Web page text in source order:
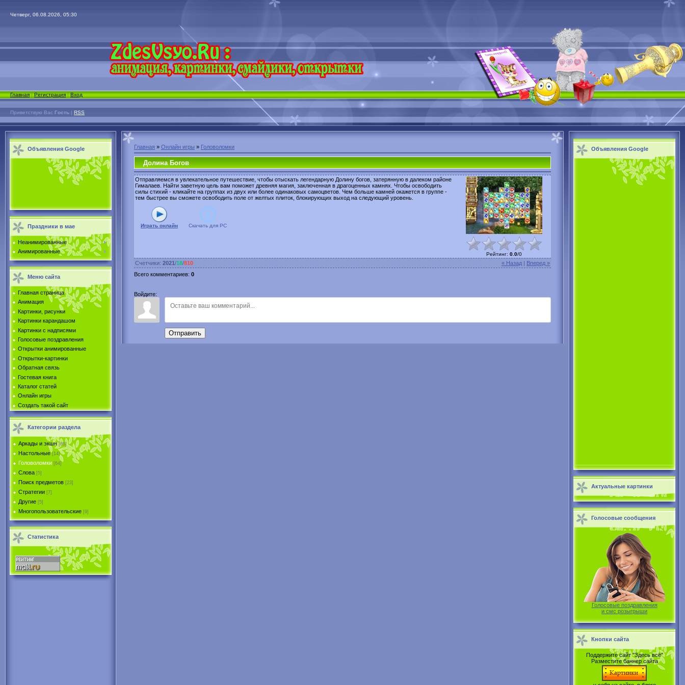
Четверг, 06.08.2026, 05:30
Главная|Регистрация|Вход
Приветствую Вас Гость | RSS
Объявления Google
Праздники в мае
Неанимированные
Анимированные
Меню сайта
Главная страница
Анимация
Картинки, рисунки
Картинки карандашом
Картинки с надписями
Голосовые поздравления
Открытки анимированные
Открытки-картинки
Обратная связь
Гостевая книга
Каталог статей
Онлайн игры
Создать такой сайт
Категории раздела
Аркады и экшн [86]
Настольные [14]
Головоломки [64]
Слова [5]
Поиск предметов [23]
Стратегии [7]
Другие [5]
Многопользовательские [9]
Статистика
Главная » Онлайн игры » Головоломки
Долина Богов
Отправляемся в увлекательное путешествие, чтобы отыскать легендарную Долину богов, затерянную в далеком районе
Гималаев. Найти заветную цель вам поможет древняя магия, заключенная в драгоценных камнях. Чтобы освободить
силы стихий - кликайте на группах из двух или более одинаковых самоцветов. Чем больше камней окажется в группе -
тем быстрее вы сможете освободить поле от желтых плиток, блокирующих выход на следующий уровень.
Играть онлайн Скачать для PC
Рейтинг: 0.0/0
« Назад Вперед »
Счетчики: 2021 /18/810
Всего комментариев: 0
Войдите:
Отправить
Объявления Google
Актуальные картинки
Голосовые сообщения
Голосовые поздравления
и смс розыгрыши
Кнопки сайта
Поддержите сайт "Здесь всё"
Разместите баннер сайта